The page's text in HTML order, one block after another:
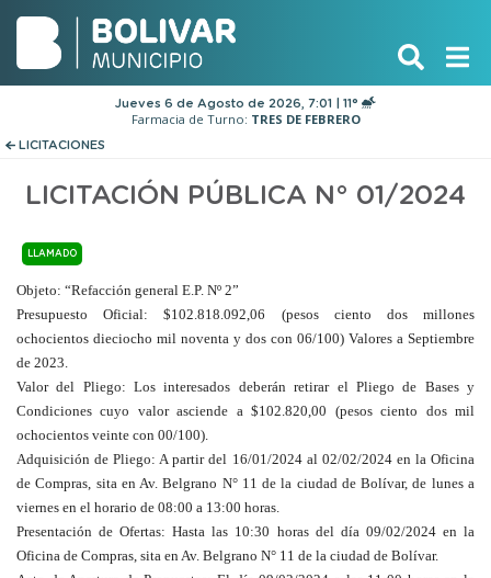
Jueves 6 de Agosto de 2026, 7:01 | 11°
Farmacia de Turno: TRES DE FEBRERO
LICITACIONES
LICITACIÓN PÚBLICA N° 01/2024
LLAMADO
Objeto: “Refacción general E.P. Nº 2”
Presupuesto Oficial: $102.818.092,06 (pesos ciento dos millones
ochocientos dieciocho mil noventa y dos con 06/100) Valores a Septiembre
de 2023.
Valor del Pliego: Los interesados deberán retirar el Pliego de Bases y
Condiciones cuyo valor asciende a $102.820,00 (pesos ciento dos mil
ochocientos veinte con 00/100).
Adquisición de Pliego: A partir del 16/01/2024 al 02/02/2024 en la Oficina
de Compras, sita en Av. Belgrano N° 11 de la ciudad de Bolívar, de lunes a
viernes en el horario de 08:00 a 13:00 horas.
Presentación de Ofertas: Hasta las 10:30 horas del día 09/02/2024 en la
Oficina de Compras, sita en Av. Belgrano N° 11 de la ciudad de Bolívar.